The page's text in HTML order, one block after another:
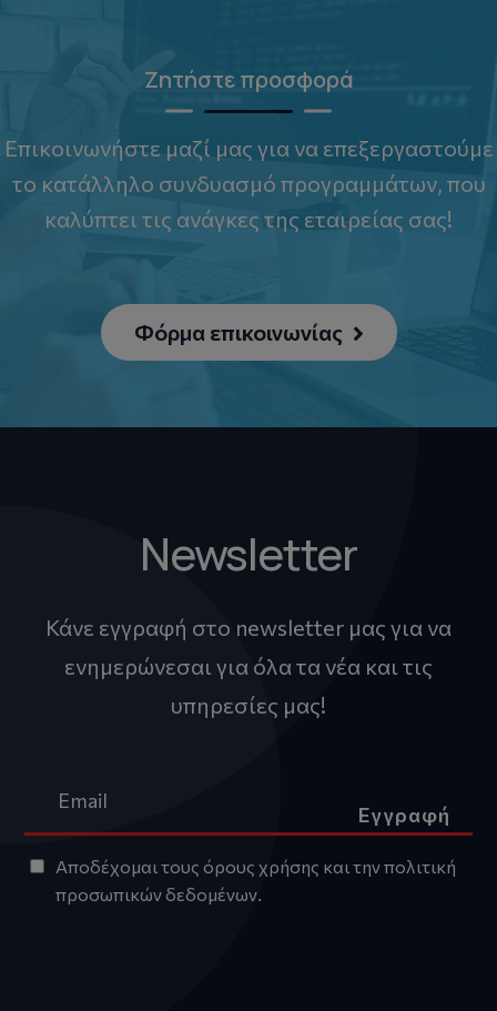
Ζητήστε προσφορά
Επικοινωνήστε μαζί μας για να επεξεργαστούμε
το κατάλληλο συνδυασμό προγραμμάτων, που
καλύπτει τις ανάγκες της εταιρείας σας!
Φόρμα επικοινωνίας
Newsletter
Κάνε εγγραφή στο newsletter μας για να
ενημερώνεσαι για όλα τα νέα και τις
υπηρεσίες μας!
Εγγραφή
Αποδέχομαι τουςόρους χρήσης και τηνπολιτική
προσωπικών δεδομένων